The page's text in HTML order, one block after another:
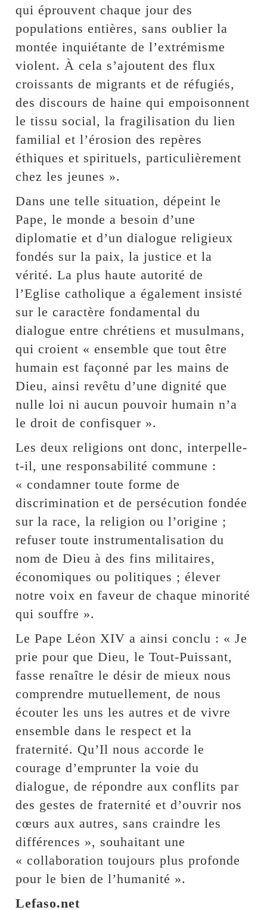
qui éprouvent chaque jour des
populations entières, sans oublier la
montée inquiétante de l’extrémisme
violent. À cela s’ajoutent des flux
croissants de migrants et de réfugiés,
des discours de haine qui empoisonnent
le tissu social, la fragilisation du lien
familial et l’érosion des repères
éthiques et spirituels, particulièrement
chez les jeunes ».
Dans une telle situation, dépeint le
Pape, le monde a besoin d’une
diplomatie et d’un dialogue religieux
fondés sur la paix, la justice et la
vérité. La plus haute autorité de
l’Eglise catholique a également insisté
sur le caractère fondamental du
dialogue entre chrétiens et musulmans,
qui croient « ensemble que tout être
humain est façonné par les mains de
Dieu, ainsi revêtu d’une dignité que
nulle loi ni aucun pouvoir humain n’a
le droit de confisquer ».
Les deux religions ont donc, interpelle-
t-il, une responsabilité commune :
« condamner toute forme de
discrimination et de persécution fondée
sur la race, la religion ou l’origine ;
refuser toute instrumentalisation du
nom de Dieu à des fins militaires,
économiques ou politiques ; élever
notre voix en faveur de chaque minorité
qui souffre ».
Le Pape Léon XIV a ainsi conclu : « Je
prie pour que Dieu, le Tout-Puissant,
fasse renaître le désir de mieux nous
comprendre mutuellement, de nous
écouter les uns les autres et de vivre
ensemble dans le respect et la
fraternité. Qu’Il nous accorde le
courage d’emprunter la voie du
dialogue, de répondre aux conflits par
des gestes de fraternité et d’ouvrir nos
cœurs aux autres, sans craindre les
différences », souhaitant une
« collaboration toujours plus profonde
pour le bien de l’humanité ».
Lefaso.net